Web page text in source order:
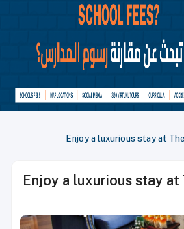
Enjoy a luxurious stay at
Enjoy a luxurious stay at